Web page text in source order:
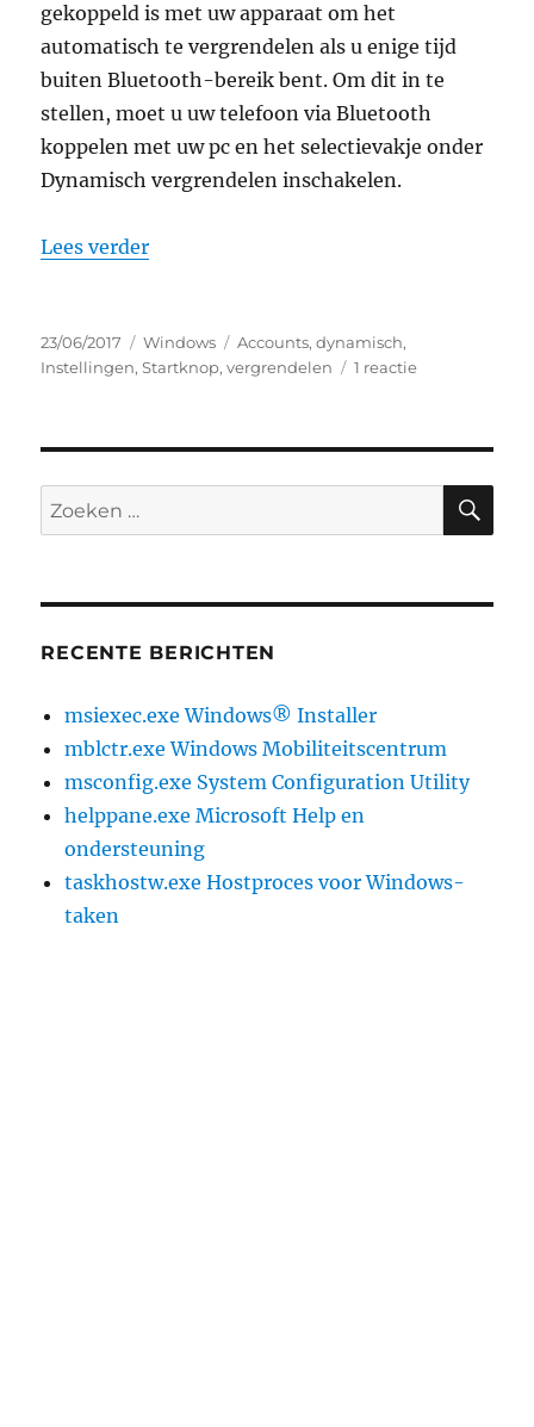
gekoppeld is met uw apparaat om het
automatisch te vergrendelen als u enige tijd
buiten Bluetooth-bereik bent. Om dit in te
stellen, moet u uw telefoon via Bluetooth
koppelen met uw pc en het selectievakje onder
Dynamisch vergrendelen inschakelen.
Lees verder“dynamisch vergrendelen in windows
Geplaatst
op
23/06/2017 Categorieën
Windows Tags
Accounts,dynamisch,
Instellingen,Startknop,vergrendelen 1 reactieop
10
gebruiken
Zoeken
naar:
RECENTE BERICHTEN
msiexec.exe Windows® Installer
mblctr.exe Windows Mobiliteitscentrum
msconfig.exe System Configuration Utility
helppane.exe Microsoft Help en
ondersteuning
taskhostw.exe Hostproces voor Windows-
taken